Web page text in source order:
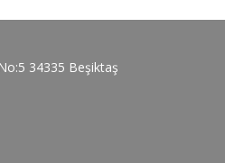
34335 Beşiktaş